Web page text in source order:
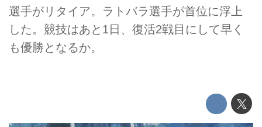
選手がリタイア。ラトバラ選手が首位に浮上
した。競技はあと1日、復活2戦目にして早く
も優勝となるか。